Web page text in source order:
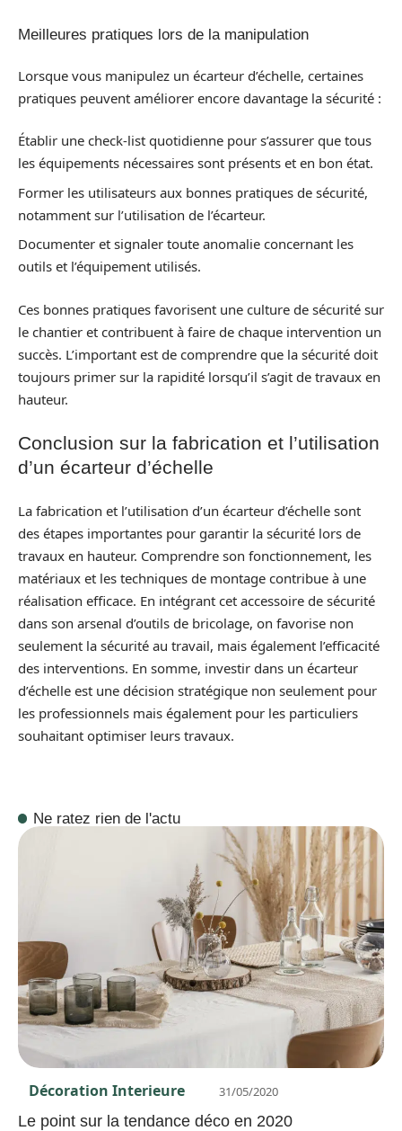
Meilleures pratiques lors de la manipulation
Lorsque vous manipulez un écarteur d’échelle, certaines
pratiques peuvent améliorer encore davantage la sécurité :
Établir une check-list quotidienne pour s’assurer que tous
les équipements nécessaires sont présents et en bon état.
Former les utilisateurs aux bonnes pratiques de sécurité,
notamment sur l’utilisation de l’écarteur.
Documenter et signaler toute anomalie concernant les
outils et l’équipement utilisés.
Ces bonnes pratiques favorisent une culture de sécurité sur
le chantier et contribuent à faire de chaque intervention un
succès. L’important est de comprendre que la sécurité doit
toujours primer sur la rapidité lorsqu’il s’agit de travaux en
hauteur.
Conclusion sur la fabrication et l’utilisation
d’un écarteur d’échelle
La fabrication et l’utilisation d’un écarteur d’échelle sont
des étapes importantes pour garantir la sécurité lors de
travaux en hauteur. Comprendre son fonctionnement, les
matériaux et les techniques de montage contribue à une
réalisation efficace. En intégrant cet accessoire de sécurité
dans son arsenal d’outils de bricolage, on favorise non
seulement la sécurité au travail, mais également l’efficacité
des interventions. En somme, investir dans un écarteur
d’échelle est une décision stratégique non seulement pour
les professionnels mais également pour les particuliers
souhaitant optimiser leurs travaux.
Ne ratez rien de l'actu
Décoration Interieure 31/05/2020
Le point sur la tendance déco en 2020